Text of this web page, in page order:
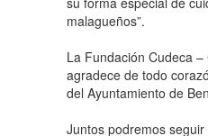
malagueños”.
La Fundación Cudeca
agradece de todo
del Ayuntamiento de
Juntos podremos